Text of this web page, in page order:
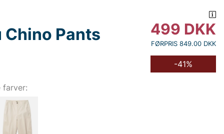
Chino Pants 499 DKK
FØRPRIS 849.00 DKK
-41%
farver: